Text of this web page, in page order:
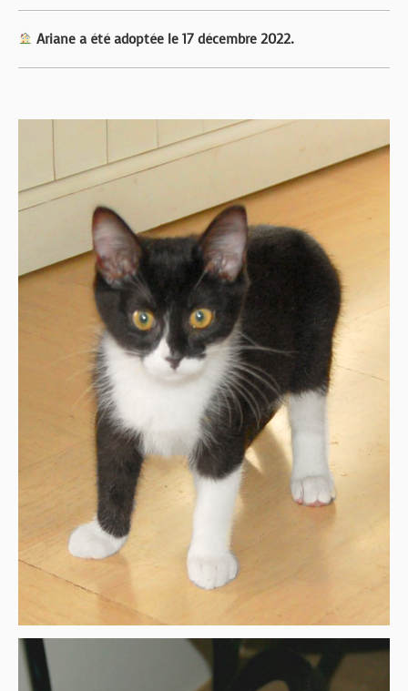
Ariane a été adoptée le 17 décembre 2022.